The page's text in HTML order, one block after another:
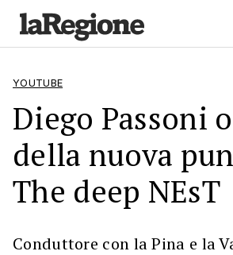
YOUTUBE
Diego Passoni
della nuova
The deep NEsT
Conduttore con la Pina e la